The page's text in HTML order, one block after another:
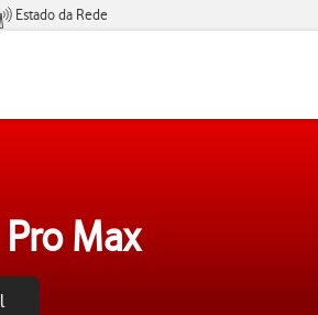
Estado da Rede
Max